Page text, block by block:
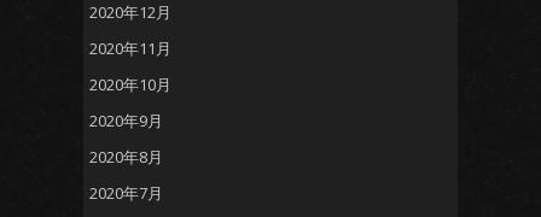
2020年12月
2020年11月
2020年10月
2020年9月
2020年8月
2020年7月